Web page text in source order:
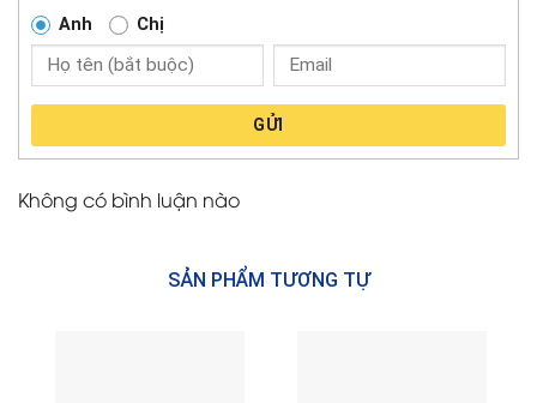
Anh Chị
GỬI
Không có bình luận nào
SẢN PHẨM TƯƠNG TỰ